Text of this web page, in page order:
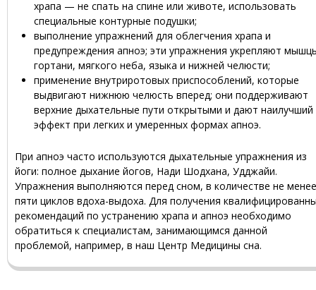
храпа — не спать на спине или животе, использовать
специальные контурные подушки;
выполнение упражнений для облегчения храпа и
предупреждения апноэ; эти упражнения укрепляют
гортани, мягкого неба, языка и нижней челюсти;
применение внутриротовых приспособлений, которые
выдвигают нижнюю челюсть вперед; они поддерживают
верхние дыхательные пути открытыми и дают наилучший
эффект при легких и умеренных формах апноэ.
При апноэ часто используются дыхательные упражнения из
йоги: полное дыхание йогов, Нади Шодхана, Удджайи.
Упражнения выполняются перед сном, в количестве не менее
пяти циклов вдоха-выдоха. Для получения
рекомендаций по устранению храпа и апноэ необходимо
обратиться к специалистам, занимающимся данной
проблемой, например, в наш Центр Медицины сна.